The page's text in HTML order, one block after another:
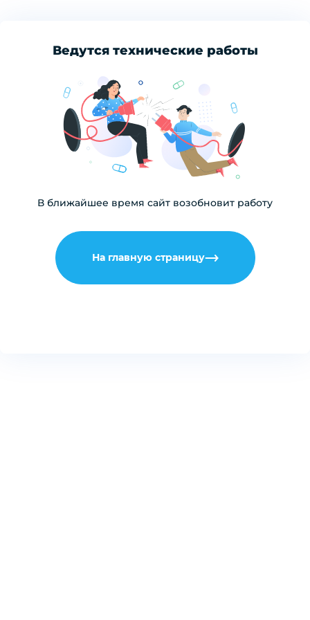
Ведутся технические работы
В ближайшее время сайт возобновит работу
На главную страницу